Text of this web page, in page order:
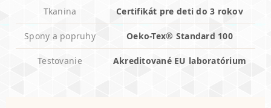
Tkanina Certifikát pre deti do 3 rokov
Spony a popruhy Oeko-Tex® Standard 100
Testovanie Akreditované EU laboratórium